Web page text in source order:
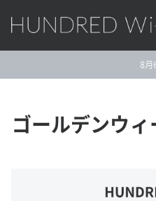
HUNDRED Wi-
8月
ゴールデンウ